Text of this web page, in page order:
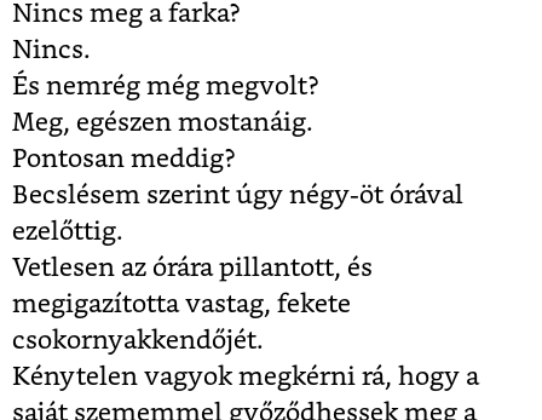
Nincs meg a farka?
Nincs.
És nemrég még megvolt?
Meg, egészen mostanáig.
Pontosan meddig?
Becslésem szerint úgy négy-öt órával
ezelőttig.
Vetlesen az órára pillantott, és
megigazította vastag, fekete
csokornyakkendőjét.
Kénytelen vagyok megkérni rá, hogy a
saját szememmel győződhessek meg a